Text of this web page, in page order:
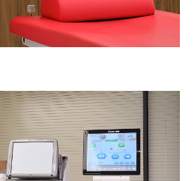
청을 위한 정보 수집
까지 보유하며 해당 목적이 달성되면